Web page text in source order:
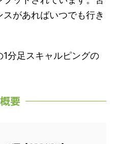
があればいつでも行き
分足スキャルピングの
要